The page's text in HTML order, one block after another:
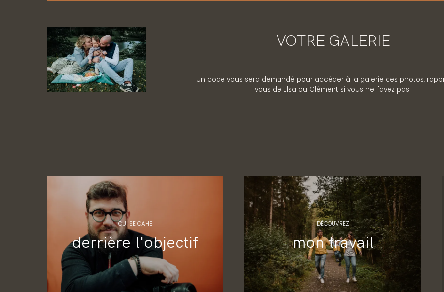
VOTRE GALERIE
Un code vous sera demandé pour accéder à la galerie des photos,
vous de Elsa ou Clément si vous ne l'avez pas.
DÉCOUVREZ
QUI SE CAHE
mon travail
derrière l'objectif